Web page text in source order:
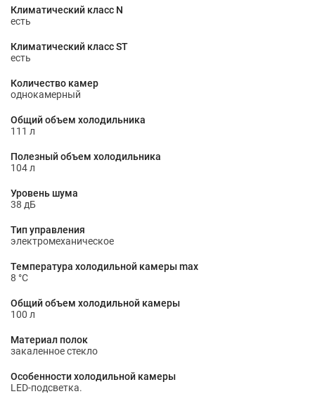
Климатический класс N
есть
Климатический класс ST
есть
Количество камер
однокамерный
Общий объем холодильника
111 л
Полезный объем холодильника
104 л
Уровень шума
38 дБ
Тип управления
электромеханическое
Температура холодильной камеры max
8 °С
Общий объем холодильной камеры
100 л
Материал полок
закаленное стекло
Особенности холодильной камеры
LED-подсветка.